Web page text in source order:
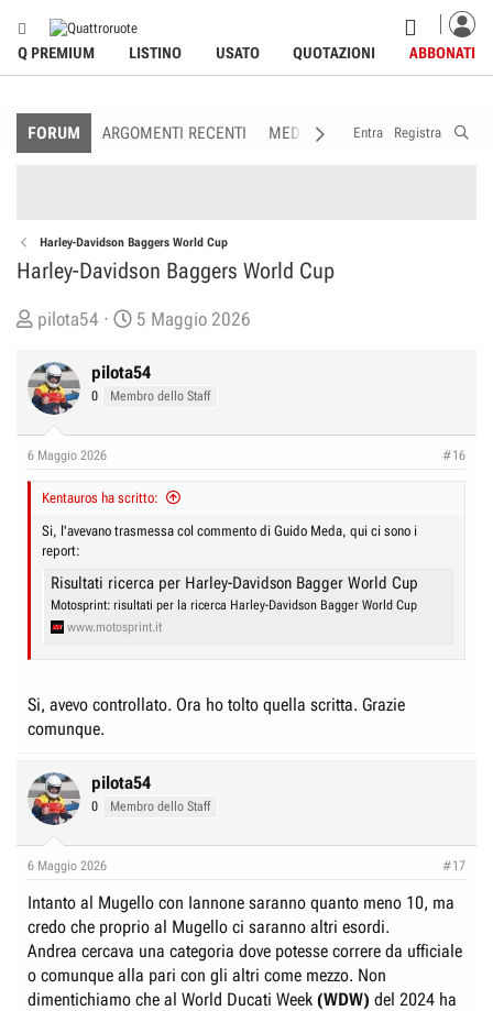
Q PREMIUM LISTINO USATO QUOTAZIONI ABBONATI
FORUM ARGOMENTI RECENTI MEDIA MEMBRI
Entra Registra
Harley-Davidson Baggers World Cup
Harley-Davidson Baggers World Cup
C
e
a
o
e
D
i
o
e
pilota54
D
t
a
n
i
i
o
5 Maggio 2026
pilota54
0 Membro dello Staff
6 Maggio 2026 #16
Kentauros ha scritto:
Si, l'avevano trasmessa col commento di Guido Meda, qui ci sono i
report:
Risultati ricerca per Harley-Davidson Bagger World Cup
Motosprint: risultati per la ricerca Harley-Davidson Bagger World Cup
www.motosprint.it
Si, avevo controllato. Ora ho tolto quella scritta. Grazie
comunque.
pilota54
0 Membro dello Staff
6 Maggio 2026 #17
Intanto al Mugello con Iannone saranno quanto meno 10, ma
credo che proprio al Mugello ci saranno altri esordi.
Andrea cercava una categoria dove potesse correre da ufficiale
o comunque alla pari con gli altri come mezzo. Non
dimentichiamo che al World Ducati Week (WDW) del 2024 ha